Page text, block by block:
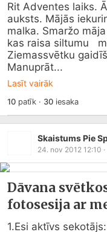
Rit Adventes laiks.
auksts. Mājās
malka. Smaržo
kas raisa siltumu
Ziemassvētku
Manuprāt...
Lasīt vairāk
10patīk · 30iesaka
Skaistums Pie
24. nov 2012 12:10
Dāvana
fotosesija ar